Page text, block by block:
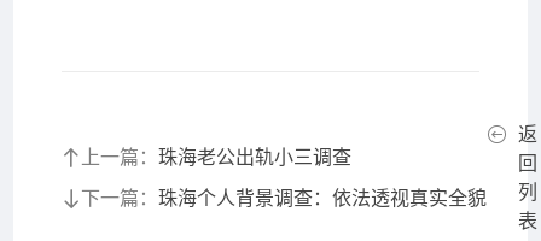
上一篇： 珠海老公出轨小三调查
下一篇： 珠海个人背景调查：依法透视真实全貌
返
回
列
表